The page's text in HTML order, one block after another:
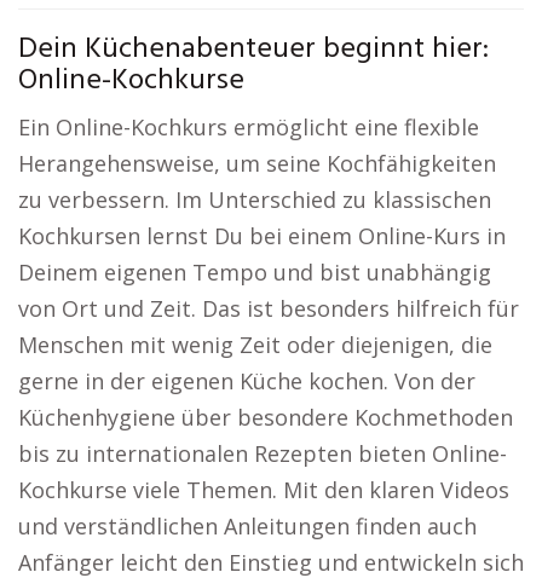
Dein Küchenabenteuer beginnt hier:
Online-Kochkurse
Ein Online-Kochkurs ermöglicht eine flexible
Herangehensweise, um seine Kochfähigkeiten
zu verbessern. Im Unterschied zu klassischen
Kochkursen lernst Du bei einem Online-Kurs in
Deinem eigenen Tempo und bist unabhängig
von Ort und Zeit. Das ist besonders hilfreich für
Menschen mit wenig Zeit oder diejenigen, die
gerne in der eigenen Küche kochen. Von der
Küchenhygiene über besondere Kochmethoden
bis zu internationalen Rezepten bieten Online-
Kochkurse viele Themen. Mit den klaren Videos
und verständlichen Anleitungen finden auch
Anfänger leicht den Einstieg und entwickeln sich